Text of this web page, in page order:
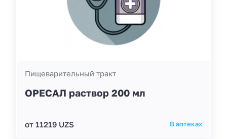
Пищеварительный тракт
ОРЕСАЛ раствор 200 мл
от 11219 UZS В аптеках